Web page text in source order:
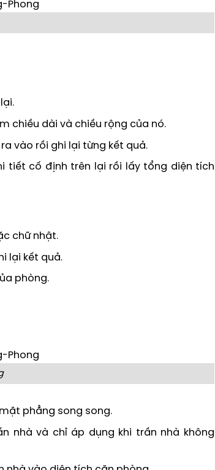
chiều dài và chiều rộng của nó.
vào rồi ghi lại từng kết quả.
tiết cố định trên lại rồi lấy tổng diện tích
chữ nhật.
lại kết quả.
phòng.
phẳng song song.
nhà và chỉ áp dụng khi trần nhà không